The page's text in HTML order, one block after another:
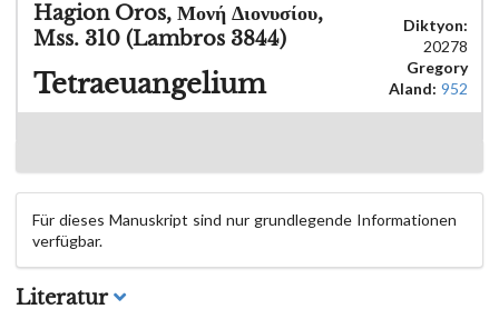
Hagion Oros, Μονή Διονυσίου,
Mss. 310 (Lambros 3844)
Tetraeuangelium
Diktyon:
20278
Gregory
Aland: 952
Für dieses Manuskript sind nur grundlegende Informationen
verfügbar.
Literatur